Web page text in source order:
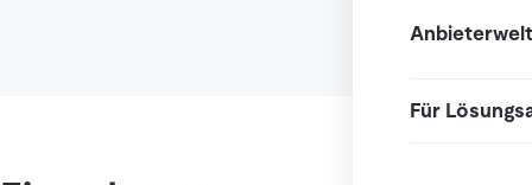
Anbieterwelt
Für